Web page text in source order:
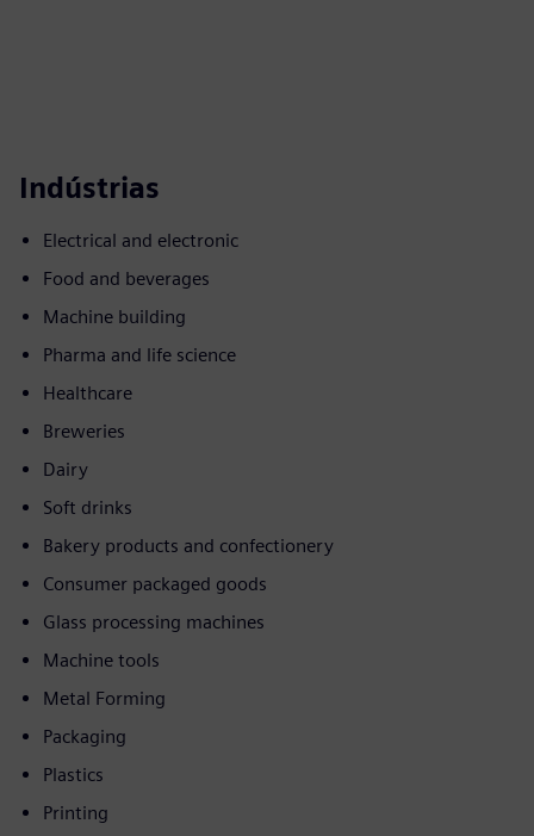
Indústrias
Electrical and electronic
Food and beverages
Machine building
Pharma and life science
Healthcare
Breweries
Dairy
Soft drinks
Bakery products and confectionery
Consumer packaged goods
Glass processing machines
Machine tools
Metal Forming
Packaging
Plastics
Printing